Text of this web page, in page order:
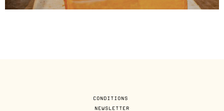
CONDITIONS
NEWSLETTER